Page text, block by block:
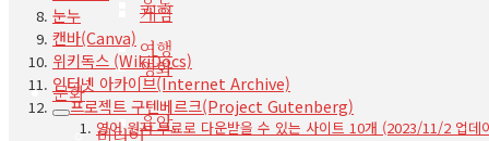
게임
영화
음악
여행
문화
눈누
캔바(Canva)
위키독스 (WikiDocs)
인터넷 아카이브(Internet Archive)
프로젝트 구텐베르크(Project Gutenberg)
영어 원서 무료로 다운받을 수 있는 사이트 10개 (2023/11/2 업데